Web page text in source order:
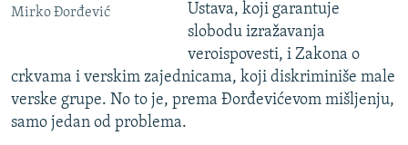
Mirko Đorđević
Ustava, koji garantuje
slobodu izražavanja
veroispovesti, i Zakona o
crkvama i verskim zajednicama, koji diskriminiše male
verske grupe. No to je, prema Đorđevićevom mišljenju,
samo jedan od problema.